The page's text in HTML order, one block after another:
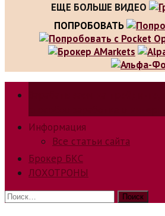
ЕЩЕ БОЛЬШЕ ВИДЕО
ПОПРОБОВАТЬ
Информация
Все статьи сайта
Брокер БКС
ЛОХОТРОНЫ
Найти: